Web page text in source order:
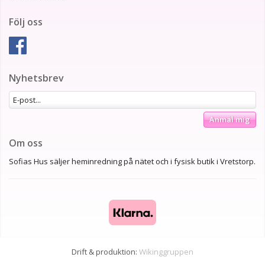
Följ oss
Nyhetsbrev
Anmäl mig
Om oss
Sofias Hus säljer heminredning på nätet och i fysisk butik i Vretstorp.
Drift & produktion: Wikinggruppen